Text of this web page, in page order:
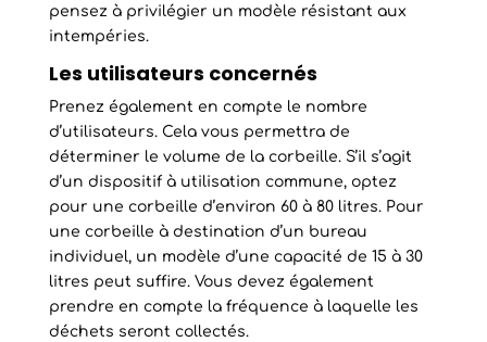
pensez à privilégier un modèle résistant aux
intempéries.
Les utilisateurs concernés
Prenez également en compte le nombre
d’utilisateurs. Cela vous permettra de
déterminer le volume de la corbeille. S’il s’agit
d’un dispositif à utilisation commune, optez
pour une corbeille d’environ 60 à 80 litres. Pour
une corbeille à destination d’un bureau
individuel, un modèle d’une capacité de 15 à 30
litres peut suffire. Vous devez également
prendre en compte la fréquence à laquelle les
déchets seront collectés.